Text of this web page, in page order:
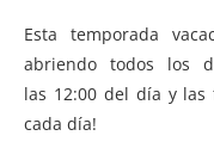
Esta temporada
abriendo todos los
las 12:00 del día y
cada día!